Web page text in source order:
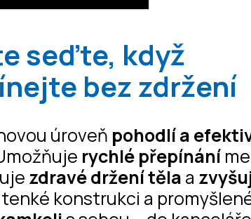
seďte, když
bez zdržení
úroveň pohodlí a
rychlé přepínání
zdravé držení těla a
konstrukci a